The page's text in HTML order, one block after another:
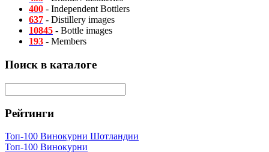
400 - Independent Bottlers
637 - Distillery images
10845 - Bottle images
193 - Members
Поиск в каталоге
Рейтинги
Топ-100 Винокурни Шотландии
Топ-100 Винокурни